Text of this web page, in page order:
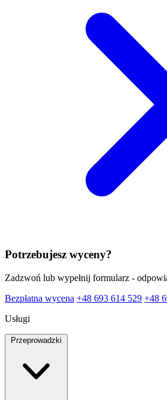
Potrzebujesz wyceny?
Zadzwoń lub wypełnij formularz -
Bezpłatna wycena +48 693 614 529 +48
Usługi
Przeprowadzki